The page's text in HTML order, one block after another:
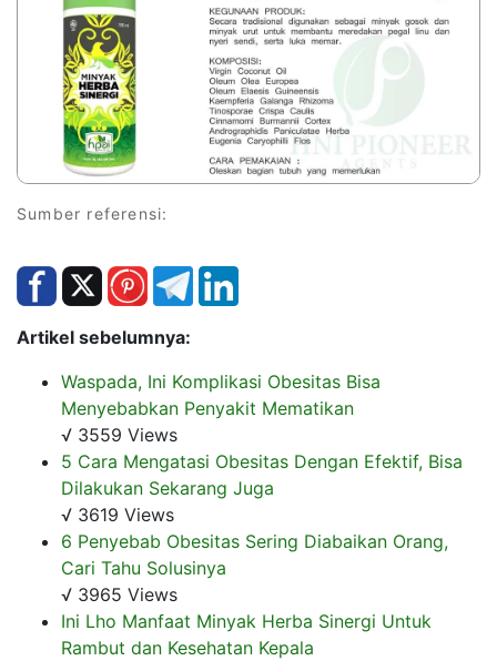
Sumber referensi:
Artikel sebelumnya:
Waspada, Ini Komplikasi Obesitas Bisa
Menyebabkan Penyakit Mematikan
√ 3559 Views
5 Cara Mengatasi Obesitas Dengan Efektif, Bisa
Dilakukan Sekarang Juga
√ 3619 Views
6 Penyebab Obesitas Sering Diabaikan Orang,
Cari Tahu Solusinya
√ 3965 Views
Ini Lho Manfaat Minyak Herba Sinergi Untuk
Rambut dan Kesehatan Kepala